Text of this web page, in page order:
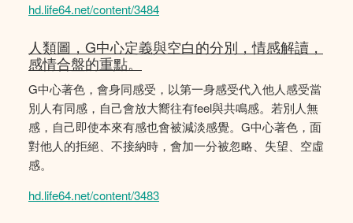
hd.life64.net/content/3484
人類圖，G中心定義與空白的分別，情感解讀，
感情合盤的重點。
G中心著色，會身同感受，以第一身感受代入他人感受當
別人有同感，自己會放大嚮往有feel與共鳴感。若別人無
感，自己即使本來有感也會被減淡感覺。G中心著色，面
對他人的拒絕、不接納時，會加一分被忽略、失望、空虛
感。
hd.life64.net/content/3483